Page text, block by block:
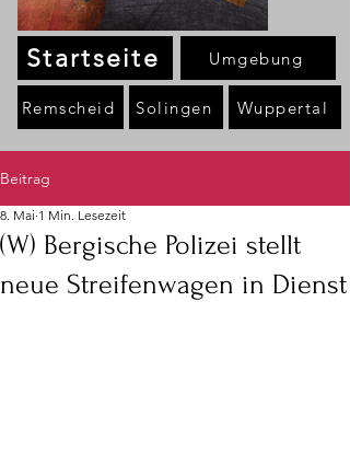
Startseite
Remscheid Solingen Wuppertal
Umgebung
Beitrag
(W) Bergische Polizei stellt
neue Streifenwagen in Dienst
8. Mai 1 Min. Lesezeit